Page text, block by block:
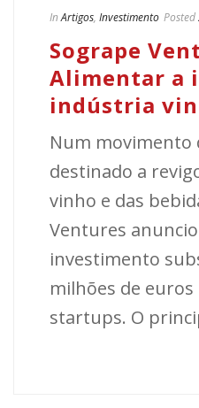
In Artigos, Investimento Posted
Sogrape
Alimentar a
indústria
Num movimento
destinado a
vinho e das
Ventures
investimento
milhões de
startups. O